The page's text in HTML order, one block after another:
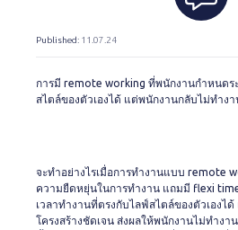
Published: 11.07.24
การมี remote working ที่พนักงานกำหนดร
สไตล์ของตัวเองได้ แต่พนักงานกลับไม่ทำง
จะทำอย่างไรเมื่อการทำงานแบบ remote
ความยืดหยุ่นในการทำงาน แถมมี flexi
เวลาทำงานที่ตรงกับไลฟ์สไตล์ของตัวเองไ
โครงสร้างชัดเจน ส่งผลให้พนักงานไม่ทำง